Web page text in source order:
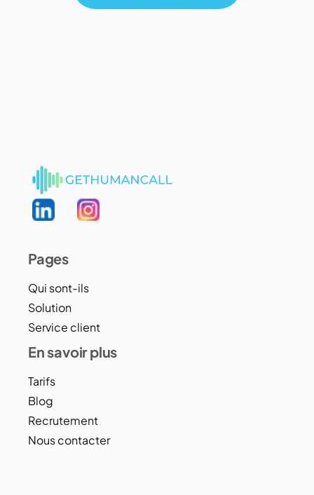
Pages
Qui sont-ils
Solution
Service client
En savoir plus
Tarifs
Blog
Recrutement
Nous contacter